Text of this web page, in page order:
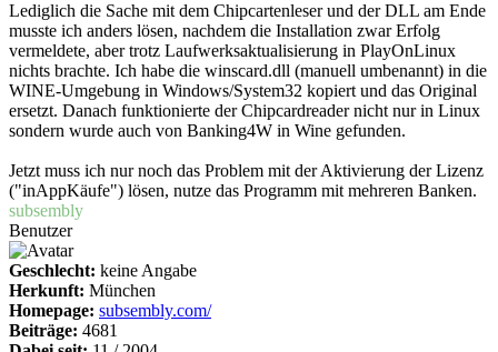
Lediglich die Sache mit dem Chipcartenleser und der DLL am Ende
musste ich anders lösen, nachdem die Installation zwar Erfolg
vermeldete, aber trotz Laufwerksaktualisierung in PlayOnLinux
nichts brachte. Ich habe die winscard.dll (manuell umbenannt) in die
WINE-Umgebung in Windows/System32 kopiert und das Original
ersetzt. Danach funktionierte der Chipcardreader nicht nur in Linux
sondern wurde auch von Banking4W in Wine gefunden.
Jetzt muss ich nur noch das Problem mit der Aktivierung der Lizenz
("inAppKäufe") lösen, nutze das Programm mit mehreren Banken.
subsembly
Benutzer
Geschlecht: keine Angabe
Herkunft: München
Homepage: subsembly.com/
Beiträge: 4681